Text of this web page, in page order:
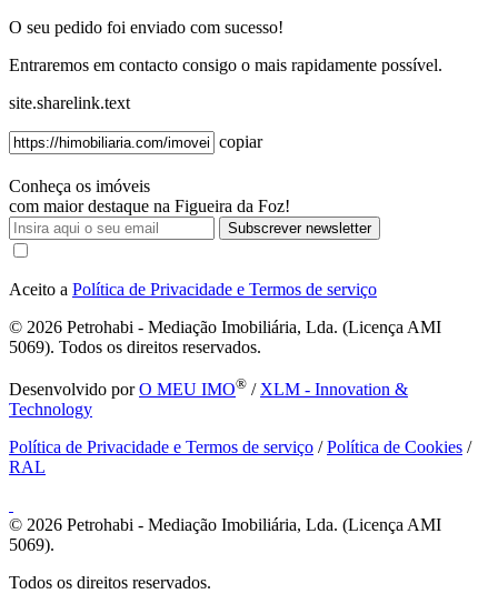
O seu pedido foi enviado com sucesso!
Entraremos em contacto consigo o mais rapidamente possível.
site.sharelink.text
copiar
Conheça os imóveis
com maior destaque na Figueira da Foz!
Subscrever newsletter
Aceito a Política de Privacidade e Termos de serviço
© 2026 Petrohabi - Mediação Imobiliária, Lda. (Licença AMI
5069). Todos os direitos reservados.
Desenvolvido porO MEU IMO® / XLM - Innovation &
Technology
Política de Privacidade e Termos de serviço /Política de Cookies /
RAL
© 2026 Petrohabi - Mediação Imobiliária, Lda. (Licença AMI
5069).
Todos os direitos reservados.